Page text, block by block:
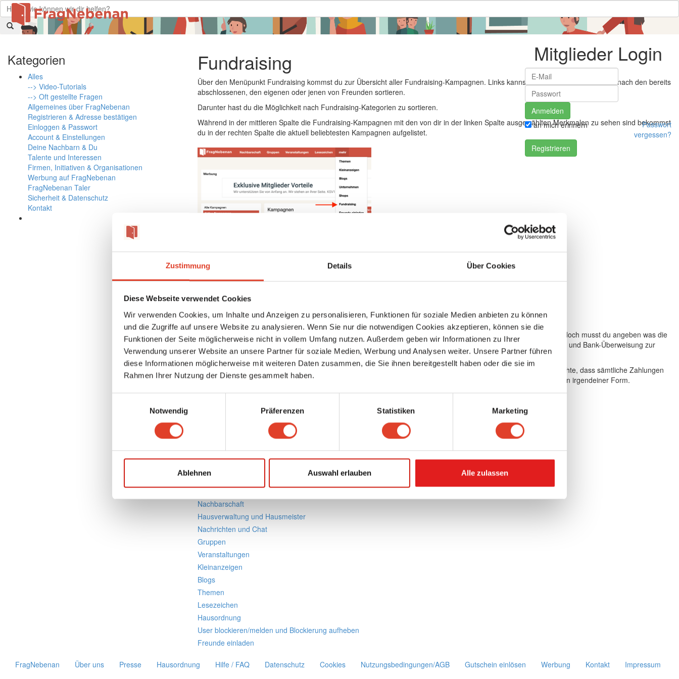
Zustimmung Details Über Cookies
Diese Webseite verwendet Cookies
Wir verwenden Cookies, um Inhalte und Anzeigen zu personalisieren, Funktionen für soziale Medien anbieten zu können
und die Zugriffe auf unsere Website zu analysieren. Wenn Sie nur die notwendigen Cookies akzeptieren, können sie die
Funktionen der Seite möglicherweise nicht in vollem Umfang nutzen. Außerdem geben wir Informationen zu Ihrer
Verwendung unserer Website an unsere Partner für soziale Medien, Werbung und Analysen weiter. Unsere Partner führen
diese Informationen möglicherweise mit weiteren Daten zusammen, die Sie ihnen bereitgestellt haben oder die sie im
Rahmen Ihrer Nutzung der Dienste gesammelt haben.
Notwendig
Präferenzen Statistiken Marketing
Ablehnen Auswahl erlauben Alle zulassen
Mitglieder Login
an mich erinnern
Passwort
vergessen?
Registrieren
Kategorien
Alles
--> Video-Tutorials
--> Oft gestellte Fragen
Allgemeines über FragNebenan
Registrieren & Adresse bestätigen
Einloggen & Passwort
Account & Einstellungen
Deine Nachbarn & Du
Talente und Interessen
Firmen, Initiativen & Organisationen
Werbung auf FragNebenan
FragNebenan Taler
Sicherheit & Datenschutz
Kontakt
Fundraising
Über den Menüpunkt Fundraising kommst du zur Übersicht aller Fundraising-Kampagnen. Links kannst du nach den noch offenen, nach den bereits
abschlossenen, den eigenen oder jenen von Freunden sortieren.
Darunter hast du die Möglichkeit nach Fundraising-Kategorien zu sortieren.
Während in der mittleren Spalte die Fundraising-Kampagnen mit den von dir in der linken Spalte ausgewählten Merkmalen zu sehen sind bekommst
du in der rechten Spalte die aktuell beliebtesten Kampagnen aufgelistet.
Kampagne erstellen
Beim Erstellen einer Kampange ist wie beim Erstellen einer Kleinanzeige oder einer Veranstaltung zu verfahren. Jedoch musst du angeben was die
Zielsumme der Kampagne sein soll, bis wann die Kampagne läuft und wie gezahlt werden kann. Hier stehen Paypal und Bank-Überweisung zur
Verfügung. Optional kannst du auch vordefinierte Spendenbeträge angeben.
Unter den Bedingungen kannst du zusätzliche Infos für potenzielle Spenderinnen und Spender angeben. Bitte beachte, dass sämtliche Zahlungen
an dich direkt gehen. FragNebenan ist kein Zahlungsvermittler und übernimmt keine Haftung oder Gewährleistung in irgendeiner Form.
FragNebenan stellt auch keine Provision in Rechnung.
Beiträge schreiben und kommentieren
Reaktionen
Nachbarschaft
Hausverwaltung und Hausmeister
Nachrichten und Chat
Gruppen
Veranstaltungen
Kleinanzeigen
Blogs
Themen
Lesezeichen
Hausordnung
User blockieren/melden und Blockierung aufheben
Freunde einladen
FragNebenan Über uns Presse Hausordnung Hilfe / FAQ Datenschutz Cookies Nutzungsbedingungen/AGB Gutschein einlösen Werbung Kontakt Impressum